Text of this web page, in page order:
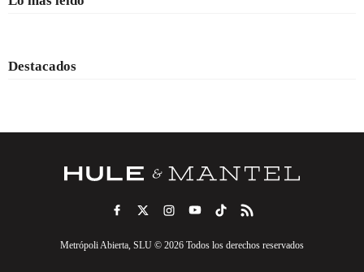
Destacados
Metrópoli Abierta, SLU © 2026 Todos los derechos reservados